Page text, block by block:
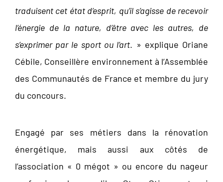
traduisent cet état d’esprit, qu’il s’agisse de recevoir
l’énergie de la nature, d’être avec les autres, de
s’exprimer par le sport ou l’art. » explique Oriane
Cébile, Conseillère environnement à l’Assemblée
des Communautés de France et membre du jury
du concours.
Engagé par ses métiers dans la rénovation
énergétique, mais aussi aux côtés de
l’association « 0 mégot » ou encore du nageur